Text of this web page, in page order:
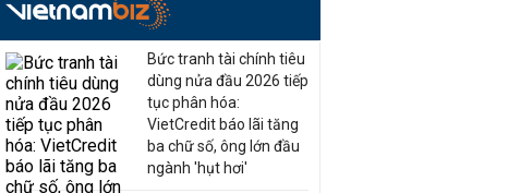
Bức tranh tài chính tiêu
dùng nửa đầu 2026 tiếp
tục phân hóa:
VietCredit báo lãi tăng
ba chữ số, ông lớn đầu
ngành 'hụt hơi'